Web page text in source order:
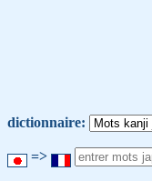
dictionnaire:
=>